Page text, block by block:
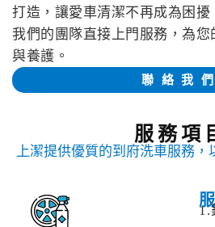
打造，讓愛車清潔不再成為困擾
我們的團隊直接上門服務，為您
與養護。
聯絡我們
服務項
上潔提供優質的到府洗車服務，
1.